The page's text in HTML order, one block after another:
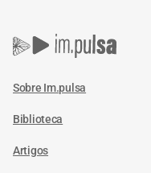
Sobre Im.pulsa
Biblioteca
Artigos